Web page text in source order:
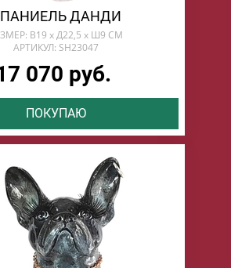
ДАНДИ
В19 х Д22,5 х Ш9 СМ
АРТИКУЛ: SH23047
070 руб.
ПОКУПАЮ